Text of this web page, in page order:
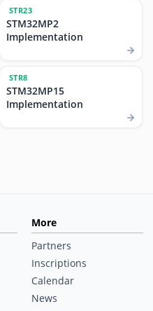
STR23
STM32MP2
Implementation
STR8
STM32MP15
Implementation
More
Partners
Inscriptions
Calendar
News